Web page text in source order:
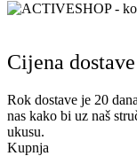
Cijena
Rok dostave je 20
nas kako bi uz naš
ukusu.
Kupnja